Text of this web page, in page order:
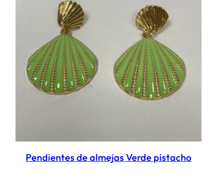
Pendientes de almejas Verde pistacho